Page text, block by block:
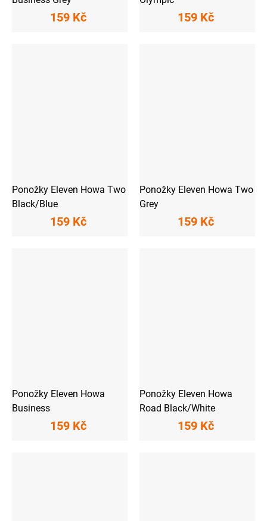
159 Kč 159 Kč
Ponožky Eleven Howa Two
Black/Blue
159 Kč
Ponožky Eleven Howa Two
Grey
159 Kč
Ponožky Eleven Howa
Business
159 Kč
Ponožky Eleven Howa
Road Black/White
159 Kč